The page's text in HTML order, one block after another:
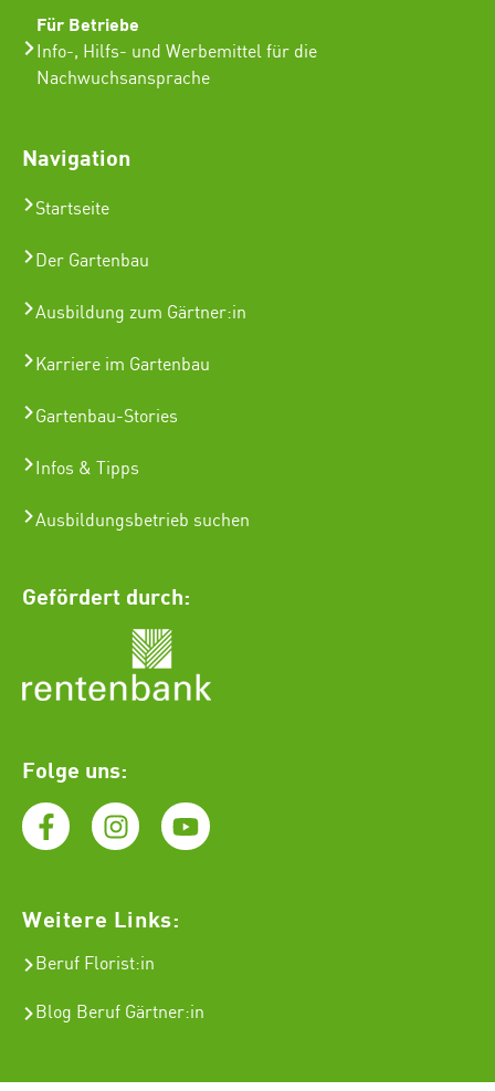
Für Betriebe
Info-, Hilfs- und Werbemittel für die
Nachwuchsansprache
Navigation
Startseite
Der Gartenbau
Ausbildung zum Gärtner:in
Karriere im Gartenbau
Gartenbau-Stories
Infos & Tipps
Ausbildungsbetrieb suchen
Gefördert durch:
Folge uns:
Weitere Links:
Beruf Florist:in
Blog Beruf Gärtner:in